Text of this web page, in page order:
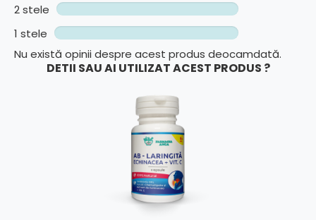
2 stele
1 stele
Nu există opinii despre acest produs deocamdată.
DETII SAU AI UTILIZAT ACEST PRODUS ?